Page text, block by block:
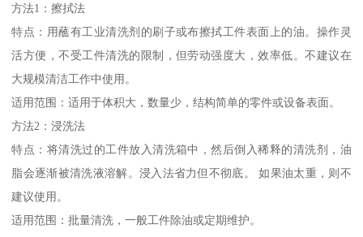
方法1：擦拭法
特点：用蘸有工业清洗剂的刷子或布擦拭工件表面上的油。操作灵
活方便，不受工件清洗的限制，但劳动强度大，效率低。不建议在
大规模清洁工作中使用。
适用范围：适用于体积大，数量少，结构简单的零件或设备表面。
方法2：浸洗法
特点：将清洗过的工件放入清洗箱中，然后倒入稀释的清洗剂，油
脂会逐渐被清洗液溶解。浸入法省力但不彻底。 如果油太重，则不
建议使用。
适用范围：批量清洗，一般工件除油或定期维护。